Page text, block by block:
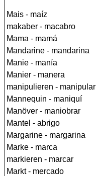
Mais - maíz
makaber - macabro
Mama - mamá
Mandarine - mandarina
Manie - manía
Manier - manera
manipulieren - manipular
Mannequin - maniquí
Manöver - maniobrar
Mantel - abrigo
Margarine - margarina
Marke - marca
markieren - marcar
Markt - mercado